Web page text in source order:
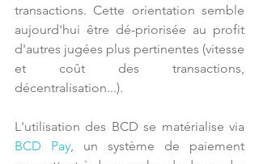
transactions. Cette orientation semble
aujourd'hui être dé-priorisée au profit
d'autres jugées plus pertinentes (vitesse
et coût des transactions,
décentralisation...).
BCD Pay, un système de paiement